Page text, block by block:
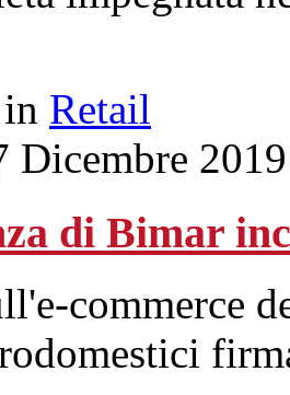
Retail
Dicembre
di Bimar
commerce